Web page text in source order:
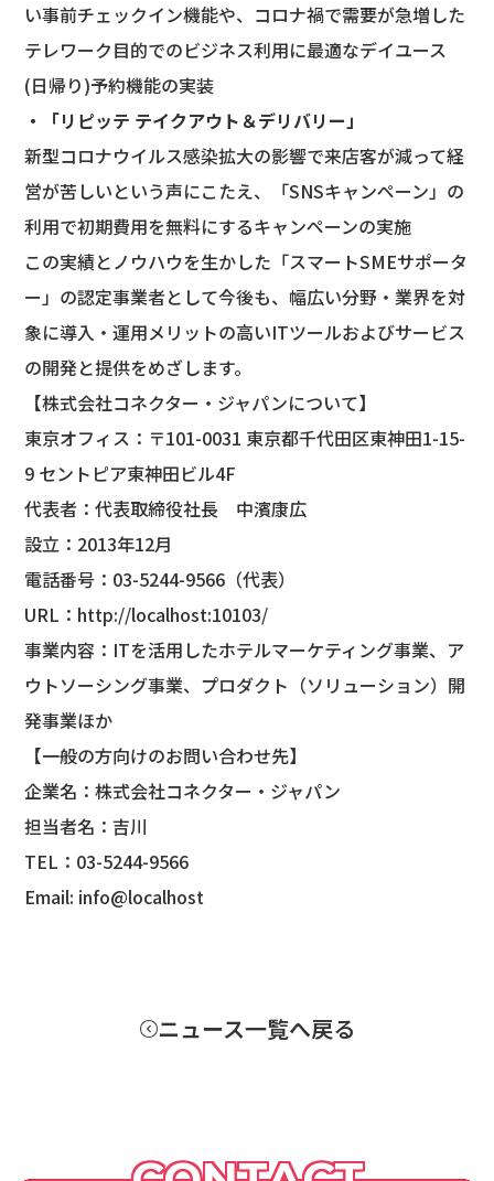
い事前チェックイン機能や、コロナ禍で需要が急増した
テレワーク目的でのビジネス利用に最適なデイユース
(日帰り)予約機能の実装
・「リピッテ テイクアウト＆デリバリー」
新型コロナウイルス感染拡大の影響で来店客が減って経
営が苦しいという声にこたえ、「SNSキャンペーン」の
利用で初期費用を無料にするキャンペーンの実施
この実績とノウハウを生かした「スマートSMEサポータ
ー」の認定事業者として今後も、幅広い分野・業界を対
象に導入・運用メリットの高いITツールおよびサービス
の開発と提供をめざします。
【株式会社コネクター・ジャパンについて】
東京オフィス：〒101-0031 東京都千代田区東神田1-15-
9 セントピア東神田ビル4F
代表者：代表取締役社長 中濱康広
設立：2013年12月
電話番号：03-5244-9566（代表）
URL： http://localhost:10103/
事業内容：ITを活用したホテルマーケティング事業、ア
ウトソーシング事業、プロダクト（ソリューション）開
発事業ほか
【一般の方向けのお問い合わせ先】
企業名：株式会社コネクター・ジャパン
担当者名：吉川
TEL：03-5244-9566
Email: info@localhost
ニュース一覧へ戻る